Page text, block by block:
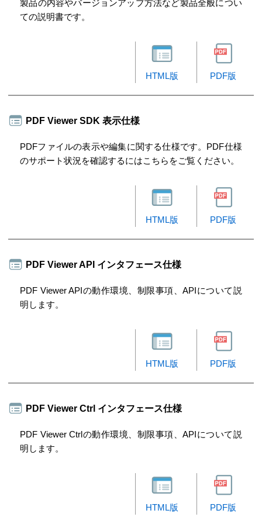
製品の内容やバージョンアップ方法など製品全般につい
ての説明書です。
HTML版 PDF版
PDF Viewer SDK 表示仕様
PDFファイルの表示や編集に関する仕様です。PDF仕様
のサポート状況を確認するにはこちらをご覧ください。
HTML版 PDF版
PDF Viewer API インタフェース仕様
PDF Viewer APIの動作環境、制限事項、APIについて説
明します。
HTML版 PDF版
PDF Viewer Ctrl インタフェース仕様
PDF Viewer Ctrlの動作環境、制限事項、APIについて説
明します。
HTML版 PDF版